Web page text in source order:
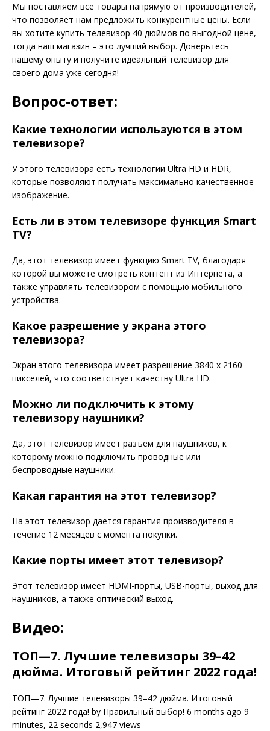
Мы поставляем все товары напрямую от производителей,
что позволяет нам предложить конкурентные цены. Если
вы хотите купить телевизор 40 дюймов по выгодной цене,
тогда наш магазин – это лучший выбор. Доверьтесь
нашему опыту и получите идеальный телевизор для
своего дома уже сегодня!
Вопрос-ответ:
Какие технологии используются в этом
телевизоре?
У этого телевизора есть технологии Ultra HD и HDR,
которые позволяют получать максимально качественное
изображение.
Есть ли в этом телевизоре функция Smart
TV?
Да, этот телевизор имеет функцию Smart TV, благодаря
которой вы можете смотреть контент из Интернета, а
также управлять телевизором с помощью мобильного
устройства.
Какое разрешение у экрана этого
телевизора?
Экран этого телевизора имеет разрешение 3840 x 2160
пикселей, что соответствует качеству Ultra HD.
Можно ли подключить к этому
телевизору наушники?
Да, этот телевизор имеет разъем для наушников, к
которому можно подключить проводные или
беспроводные наушники.
Какая гарантия на этот телевизор?
На этот телевизор дается гарантия производителя в
течение 12 месяцев с момента покупки.
Какие порты имеет этот телевизор?
Этот телевизор имеет HDMI-порты, USB-порты, выход для
наушников, а также оптический выход.
Видео:
ТОП—7. Лучшие телевизоры 39–42
дюйма. Итоговый рейтинг 2022 года!
ТОП—7. Лучшие телевизоры 39–42 дюйма. Итоговый
рейтинг 2022 года! by Правильный выбор! 6 months ago 9
minutes, 22 seconds 2,947 views